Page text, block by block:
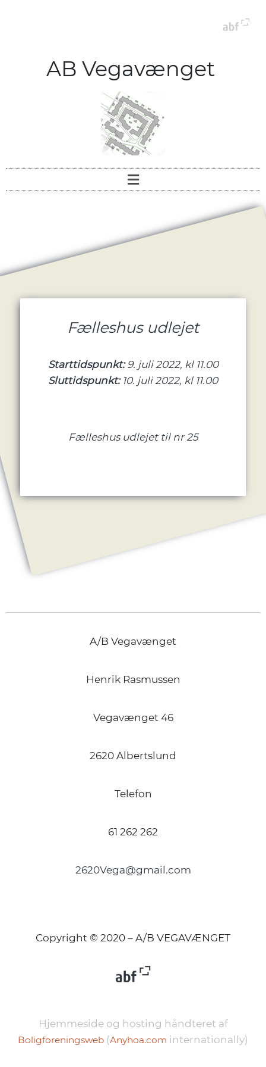
AB Vegavænget
Fælleshus udlejet
Starttidspunkt:9. juli 2022, kl 11.00
Sluttidspunkt: 10. juli 2022, kl 11.00
Fælleshus udlejet til nr 25
A/B Vegavænget
Henrik Rasmussen
Vegavænget 46
2620 Albertslund
Telefon
61 262 262
2620Vega@gmail.com
Copyright © 2020 – A/B VEGAVÆNGET
Hjemmeside og hosting håndteret af
Boligforeningsweb (Anyhoa.com internationally)